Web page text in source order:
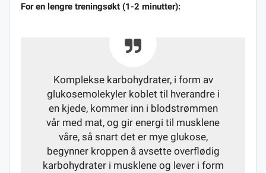
For en lengre treningsøkt (1-2 minutter):
Komplekse karbohydrater, i form av
glukosemolekyler koblet til hverandre i
en kjede, kommer inn i blodstrømmen
vår med mat, og gir energi til musklene
våre, så snart det er mye glukose,
begynner kroppen å avsette overflødig
karbohydrater i musklene og lever i form